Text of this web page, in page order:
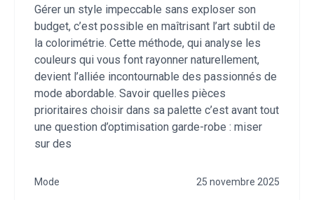
Gérer un style impeccable sans exploser son
budget, c’est possible en maîtrisant l’art subtil de
la colorimétrie. Cette méthode, qui analyse les
couleurs qui vous font rayonner naturellement,
devient l’alliée incontournable des passionnés de
mode abordable. Savoir quelles pièces
prioritaires choisir dans sa palette c’est avant tout
une question d’optimisation garde-robe : miser
sur des
Mode 25 novembre 2025